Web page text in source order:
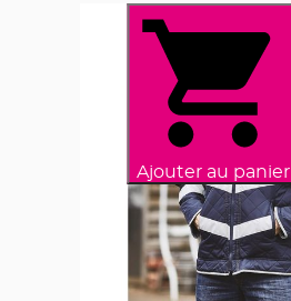
Ajouter au panier